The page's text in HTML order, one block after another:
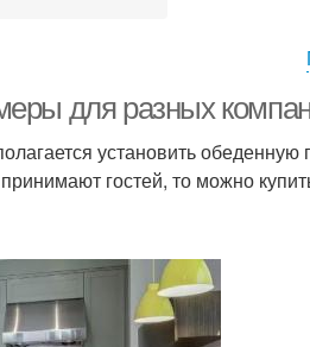
для разных
установить обеденную
гостей, то можно